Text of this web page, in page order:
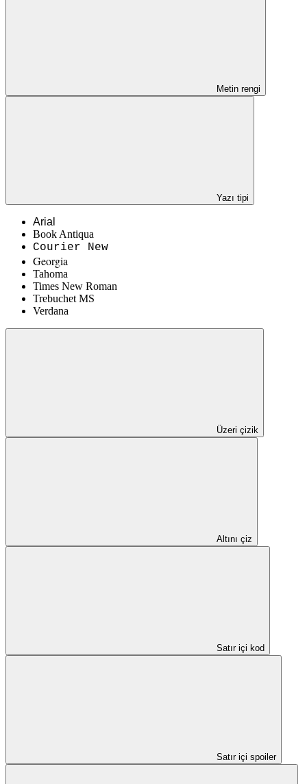
Metin rengi
Yazı tipi
Arial
Book Antiqua
Courier New
Georgia
Tahoma
Times New Roman
Trebuchet MS
Verdana
Üzeri çizik
Altını çiz
Satır içi kod
Satır içi spoiler